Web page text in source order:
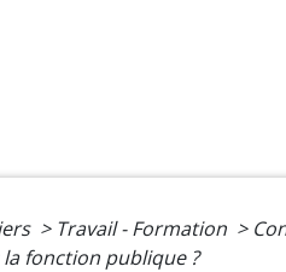
> Travail - Formation >
fonction publique ?